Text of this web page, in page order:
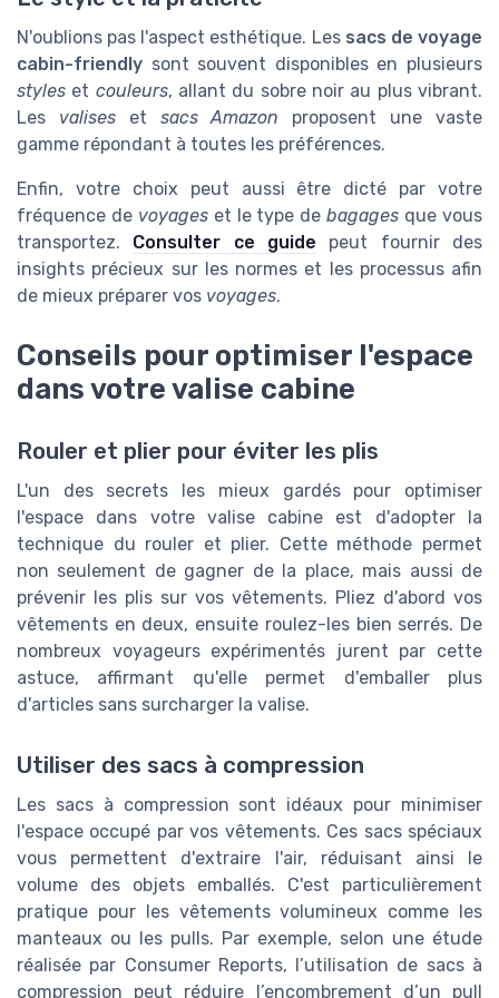
N'oublions pas l'aspect esthétique. Les sacs de voyage
cabin-friendly sont souvent disponibles en plusieurs
styles et couleurs, allant du sobre noir au plus vibrant.
Les valiseset sacs Amazon proposent une vaste
gamme répondant à toutes les préférences.
Enfin, votre choix peut aussi être dicté par votre
fréquence de voyageset le type debagages que vous
transportez. Consulter ce guide peut fournir des
insights précieux sur les normes et les processus afin
de mieux préparer vos voyages.
Conseils pour optimiser l'espace
dans votre valise cabine
Rouler et plier pour éviter les plis
L'un des secrets les mieux gardés pour optimiser
l'espace dans votre valise cabine est d'adopter la
technique du rouler et plier. Cette méthode permet
non seulement de gagner de la place, mais aussi de
prévenir les plis sur vos vêtements. Pliez d'abord vos
vêtements en deux, ensuite roulez-les bien serrés. De
nombreux voyageurs expérimentés jurent par cette
astuce, affirmant qu'elle permet d'emballer plus
d'articles sans surcharger la valise.
Utiliser des sacs à compression
Les sacs à compression sont idéaux pour minimiser
l'espace occupé par vos vêtements. Ces sacs spéciaux
vous permettent d'extraire l'air, réduisant ainsi le
volume des objets emballés. C'est particulièrement
pratique pour les vêtements volumineux comme les
manteaux ou les pulls. Par exemple, selon une étude
réalisée par Consumer Reports, l’utilisation de sacs à
compression peut réduire l’encombrement d’un pull